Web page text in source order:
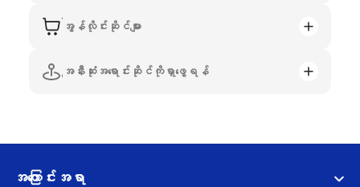
အွန်လိုင်းဆိုင်များ
အနီးဆုံးအရောင်းဆိုင်ကိုရှာဖွေရန်
အကြောင်းအရာ